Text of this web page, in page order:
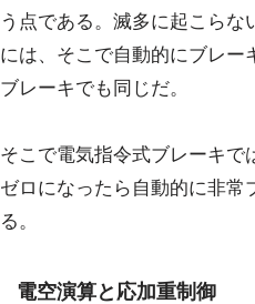
う点である。滅多に起こら
には、そこで自動的にブレ
ブレーキでも同じだ。
そこで電気指令式ブレーキ
ゼロになったら自動的に非常
る。
電空演算と応加重制御